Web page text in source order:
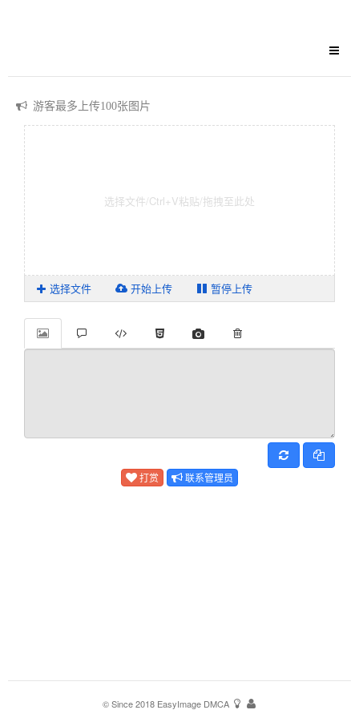
游客最多上传100张图片
单文件≤30M,单次上传≤10张
选择文件 开始上传 暂停上传
打赏 联系管理员
© Since 2018 EasyImage DMCA